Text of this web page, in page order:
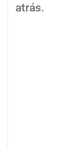
atrás.